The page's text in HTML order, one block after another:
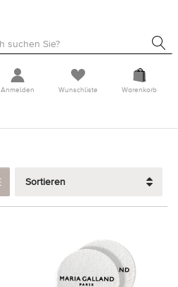
Anmelden Wunschliste Warenkorb
Sortieren